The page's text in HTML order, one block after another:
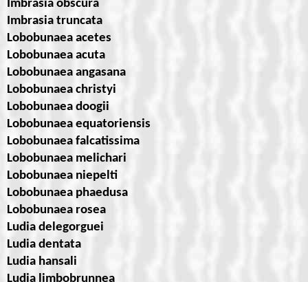
Imbrasia obscura
Imbrasia truncata
Lobobunaea acetes
Lobobunaea acuta
Lobobunaea angasana
Lobobunaea christyi
Lobobunaea doogii
Lobobunaea equatoriensis
Lobobunaea falcatissima
Lobobunaea melichari
Lobobunaea niepelti
Lobobunaea phaedusa
Lobobunaea rosea
Ludia delegorguei
Ludia dentata
Ludia hansali
Ludia limbobrunnea